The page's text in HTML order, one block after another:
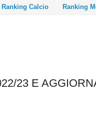
Ranking Calcio Ranking
23 E